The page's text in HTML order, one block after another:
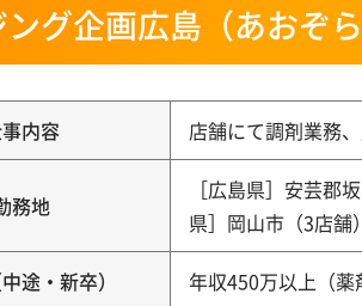
ング企画広島（あおぞ
内容 店舗にて調剤業務
務地
［広島県］安芸郡
県］岡山市（3店舗
途・新卒） 年収450万以上（薬